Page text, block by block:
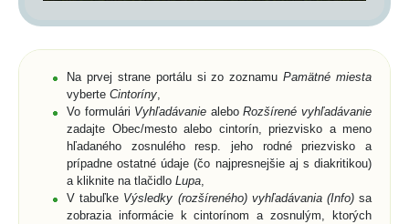
Na prvej strane portálu si zo zoznamuPamätné miesta
vyberte Cintoríny
Vo formulári Vyhľadávanie aleboRozšírené vyhľadávanie
zadajte Obec/mesto alebo cintorín, priezvisko a meno
hľadaného zosnulého resp. jeho rodné priezvisko a
prípadne ostatné údaje (čo najpresnejšie aj s diakritikou)
a kliknite na tlačidlo Lupa
V tabuľke Výsledky (rozšíreného) vyhľadávania (Info)sa
zobrazia informácie k cintorínom a zosnulým, ktorých